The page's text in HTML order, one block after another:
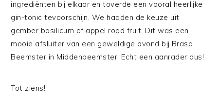
ingrediënten bij elkaar en toverde een vooral heerlijke
gin-tonic tevoorschijn. We hadden de keuze uit
gember basilicum of appel rood fruit. Dit was een
mooie afsluiter van een geweldige avond bij Brasa
Beemster in Middenbeemster. Echt een aanrader dus!
Tot ziens!